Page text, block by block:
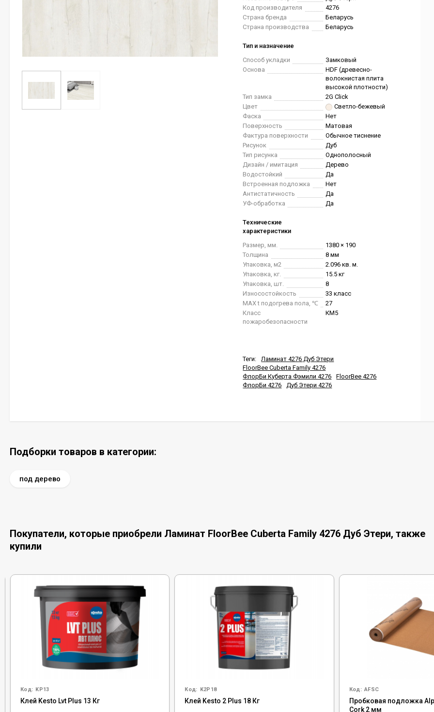
Код производителя
4276
Страна бренда
Беларусь
Страна производства
Беларусь
Тип и назначение
Способ укладки
Замковый
Основа
HDF (древесно-
волокнистая плита
высокой плотности)
Тип замка
2G Click
Цвет
Светло-бежевый
Фаска
Нет
Поверхность
Матовая
Фактура поверхности
Обычное тиснение
Рисунок
Дуб
Тип рисунка
Однополосный
Дизайн / имитация
Дерево
Водостойкий
Да
Встроенная подложка
Нет
Антистатичность
Да
УФ-обработка
Да
Технические
характеристики
Размер, мм.
1380 × 190
Толщина
8 мм
Упаковка, м2
2.096 кв. м.
Упаковка, кг.
15.5 кг
Упаковка, шт.
8
Износостойкость
33 класс
MAX t подогрева пола, ℃
27
Класс
пожаробезопасности
КМ5
Теги:
Ламинат 4276 Дуб Этери
FloorBee Cuberta Family 4276
ФлорБи Куберта Фэмили 4276
FloorBee 4276
ФлорБи 4276
Дуб Этери 4276
Подборки товаров в категории:
под дерево
Покупатели, которые приобрели Ламинат FloorBee Cuberta Family 4276 Дуб Этери, также
купили
Код: KP13
Клей Kesto Lvt Plus 13 Кг
Код: K2P18
Клей Kesto 2 Plus 18 Кг
Код: AFSC
Пробковая подложка
Cork 2 мм